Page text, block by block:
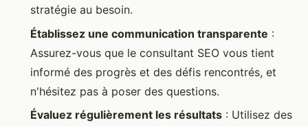
stratégie au besoin.
Établissez une communication transparente :
Assurez-vous que le consultant SEO vous tient
informé des progrès et des défis rencontrés, et
n'hésitez pas à poser des questions.
Évaluez régulièrement les résultats : Utilisez des